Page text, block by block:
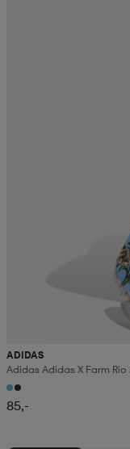
ADIDAS
Adidas Adidas X Farm
85,-